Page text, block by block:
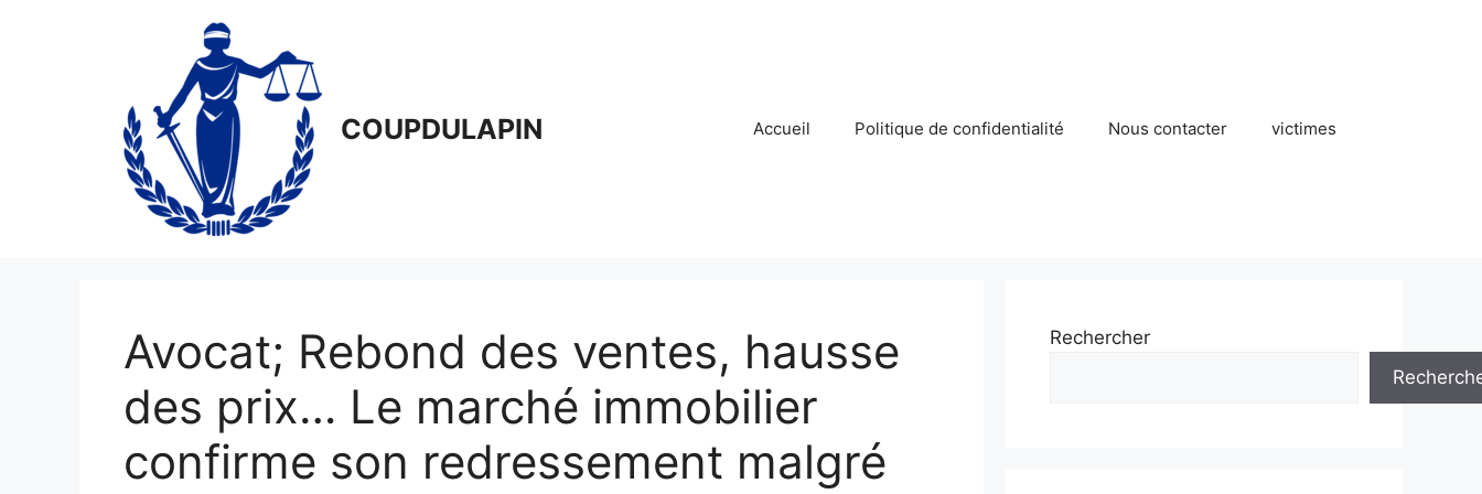
COUPDULAPIN Accueil Politique de confidentialité Nous contacter victimes
Avocat; Rebond des ventes, hausse
des prix… Le marché immobilier
confirme son redressement malgré
Rechercher